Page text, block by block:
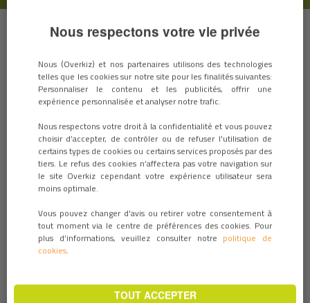
SALONS
Nous respectons votre vie privée
Nous (Overkiz) et nos partenaires utilisons des technologies
telles que les cookies sur notre site pour les finalités suivantes:
Personnaliser le contenu et les publicités, offrir une
expérience personnalisée et analyser notre trafic.
Nous respectons votre droit à la confidentialité et vous pouvez
choisir d’accepter, de contrôler ou de refuser l'utilisation de
certains types de cookies ou certains services proposés par des
tiers. Le refus des cookies n’affectera pas votre navigation sur
le site Overkiz cependant votre expérience utilisateur sera
moins optimale.
Vous pouvez changer d'avis ou retirer votre consentement à
tout moment via le centre de préférences des cookies. Pour
plus d’informations, veuillez consulter notre politique de
cookies.
TOUT ACCEPTER